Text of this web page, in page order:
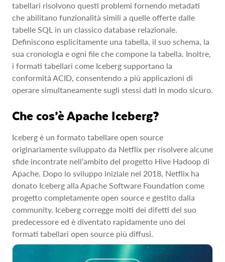
tabellari risolvono questi problemi fornendo metadati
che abilitano funzionalità simili a quelle offerte dalle
tabelle SQL in un classico database relazionale.
Definiscono esplicitamente una tabella, il suo schema, la
sua cronologia e ogni file che compone la tabella. Inoltre,
i formati tabellari come Iceberg supportano la
conformità ACID, consentendo a più applicazioni di
operare simultaneamente sugli stessi dati in modo sicuro.
Che cos’è Apache Iceberg?
Iceberg è un formato tabellare open source
originariamente sviluppato da Netflix per risolvere alcune
sfide incontrate nell’ambito del progetto Hive Hadoop di
Apache. Dopo lo sviluppo iniziale nel 2018, Netflix ha
donato Iceberg alla Apache Software Foundation come
progetto completamente open source e gestito dalla
community. Iceberg corregge molti dei difetti del suo
predecessore ed è diventato rapidamente uno dei
formati tabellari open source più diffusi.